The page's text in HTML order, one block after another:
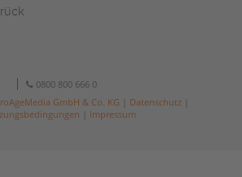
0800 800 666 0
GmbH & Co. KG Datenschutz|
Impressum